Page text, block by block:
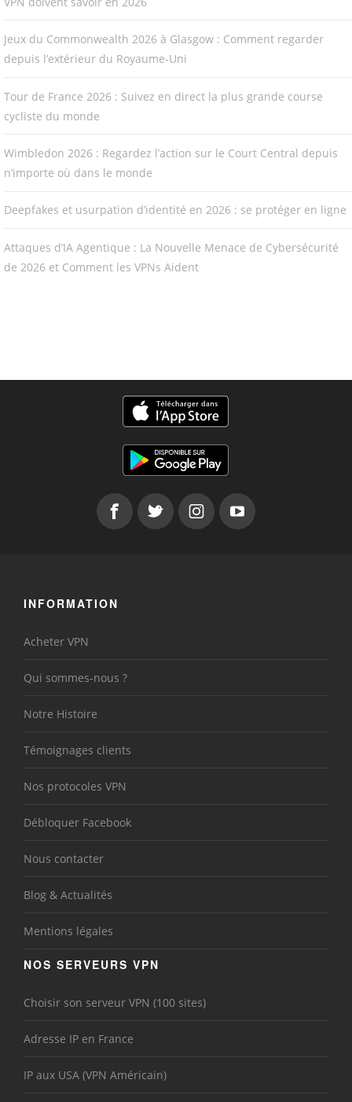
Jeux du Commonwealth 2026 à Glasgow : Comment regarder
depuis l’extérieur du Royaume-Uni
Tour de France 2026 : Suivez en direct la plus grande course
cycliste du monde
Wimbledon 2026 : Regardez l’action sur le Court Central depuis
n’importe où dans le monde
Deepfakes et usurpation d’identité en 2026 : se protéger en ligne
Attaques d’IA Agentique : La Nouvelle Menace de Cybersécurité
de 2026 et Comment les VPNs Aident
INFORMATION
Acheter VPN
Qui sommes-nous ?
Notre Histoire
Témoignages clients
Nos protocoles VPN
Débloquer Facebook
Nous contacter
Blog & Actualités
Mentions légales
NOS SERVEURS VPN
Choisir son serveur VPN (100 sites)
Adresse IP en France
IP aux USA (VPN Américain)